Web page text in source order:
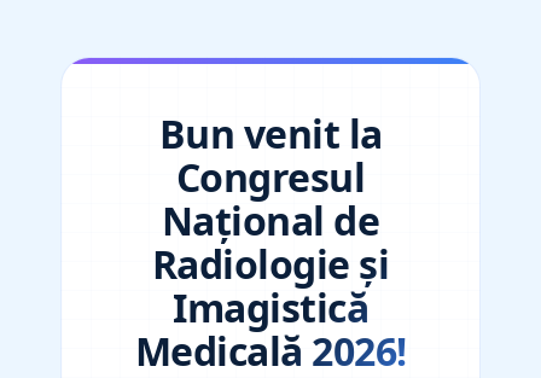
Bun venit la
Congresul
Național de
Radiologie și
Imagistică
Medicală 2026!